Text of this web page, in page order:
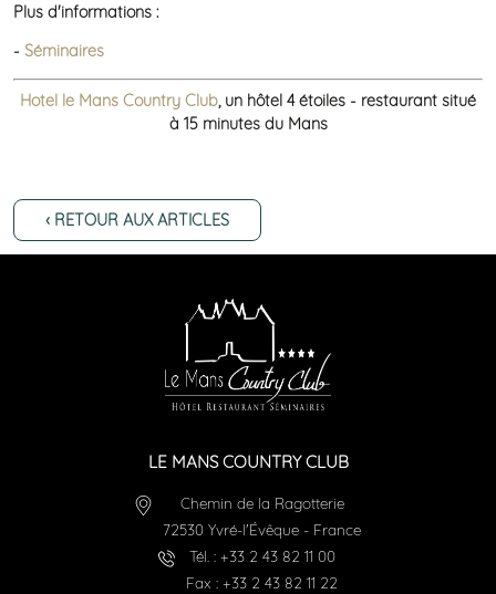
Plus d'informations :
- Séminaires
Hotel le Mans Country Club, un hôtel 4 étoiles - restaurant situé
à 15 minutes du Mans
‹ RETOUR AUX ARTICLES
LE MANS COUNTRY CLUB
Chemin de la Ragotterie
72530 Yvré-l'Évêque - France
Tél. : +33 2 43 82 11 00
Fax : +33 2 43 82 11 22